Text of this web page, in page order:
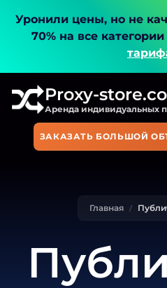
Уронили цены, но не
70% на все
Proxy-
Аренда индивидуальных
ЗАКАЗАТЬ БОЛЬШОЙ
Главная